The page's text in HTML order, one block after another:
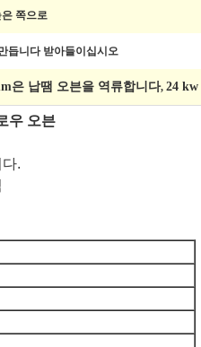
쪽으로
듭니다 받아들이십시오
은 납땜 오븐을 역류합니다, 24
우 오븐
.